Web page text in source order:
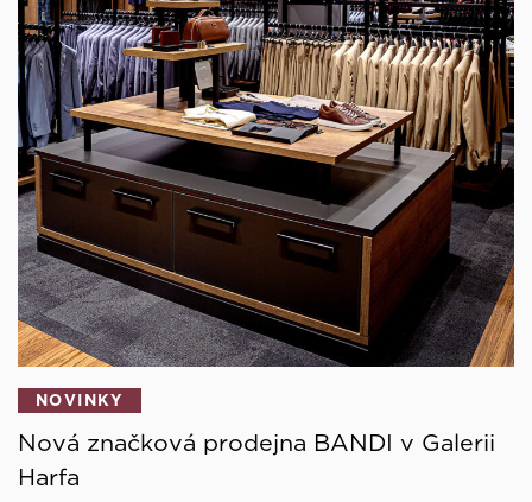
NOVINKY
Nová značková prodejna BANDI v Galerii
Harfa